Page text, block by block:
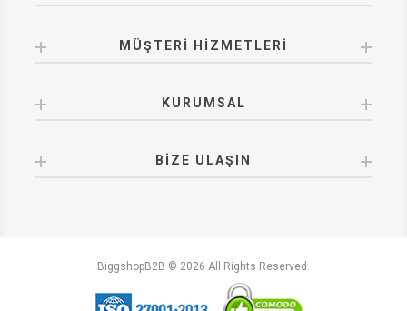
MÜŞTERI HIZMETLERI
KURUMSAL
BIZE ULAŞIN
BiggshopB2B © 2026 All Rights Reserved.